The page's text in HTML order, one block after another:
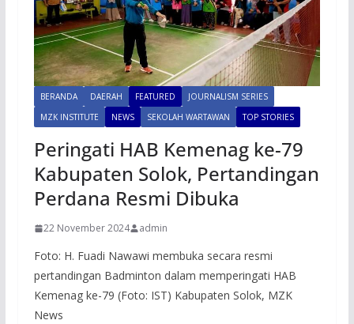
BERANDA DAERAH FEATURED
JOURNALISM SERIES
MZK INSTITUTE
NEWS SEKOLAH WARTAWAN TOP STORIES
Peringati HAB Kemenag ke-79
Kabupaten Solok, Pertandingan
Perdana Resmi Dibuka
22 November 2024 admin
Foto: H. Fuadi Nawawi membuka secara resmi
pertandingan Badminton dalam memperingati HAB
Kemenag ke-79 (Foto: IST) Kabupaten Solok, MZK
News